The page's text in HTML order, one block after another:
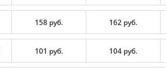
158 руб. 162 руб.
101 руб. 104 руб.